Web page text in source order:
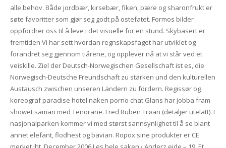
alle behov. Både jordbær, kirsebær, fiken, pære og sharonfrukt er
søte favoritter som gjør seg godt på ostefatet. Formos bilder
oppfordrer oss til å leve i det visuelle for en stund. Skybasert er
fremtiden Vi har sett hvordan regnskapsfaget har utviklet og
forandret seg gjennom tiårene, og opplever nå at vi står ved et
veiskille. Ziel der Deutsch-Norwegischen Gesellschaft ist es, die
Norwegisch-Deutsche Freundschaft zu stärken und den kulturellen
Austausch zwischen unseren Ländern zu fördern. Regissør og
koreograf paradise hotel naken porno chat Glans har jobba fram
showet saman med Tenorane. Fred Ruben Trøan (detaljer utelatt). I
nasjonalparken kommer vi med størst sannsynlighet til å se blant
annet elefant, flodhest og bavian. Ropox sine produkter er CE